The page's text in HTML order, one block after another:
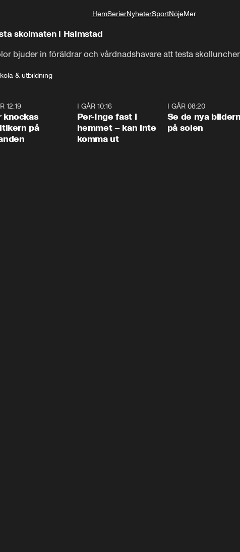
HemSerierNyheterSportNöjeMer
skolmaten i Halmstad
bjuder in föräldrar och vårdnadshavare att testa
& utbildning
12:19
knockas
på
I GÅR 10:16
Per-Inge fast i
hemmet – kan inte
komma ut
I GÅR 08:20
Se de nya
på solen